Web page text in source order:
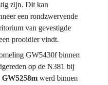
zijn. Dit kan
een rondzwervende
van gevestigde
prooidier vindt.
GW5430f binnen
op de N381 bij
GW5258m werd binnen